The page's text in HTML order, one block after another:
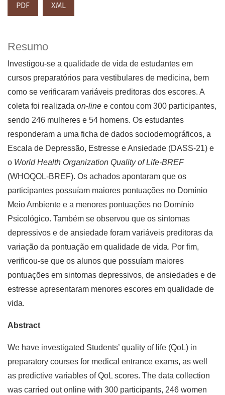
PDF XML
Resumo
Investigou-se a qualidade de vida de estudantes em
cursos preparatórios para vestibulares de medicina, bem
como se verificaram variáveis preditoras dos escores. A
coleta foi realizada on-line e contou com 300 participantes,
sendo 246 mulheres e 54 homens. Os estudantes
responderam a uma ficha de dados sociodemográficos, a
Escala de Depressão, Estresse e Ansiedade (DASS-21) e
o World Health Organization Quality of Life-BREF
(WHOQOL-BREF). Os achados apontaram que os
participantes possuíam maiores pontuações no Domínio
Meio Ambiente e a menores pontuações no Domínio
Psicológico. Também se observou que os sintomas
depressivos e de ansiedade foram variáveis preditoras da
variação da pontuação em qualidade de vida. Por fim,
verificou-se que os alunos que possuíam maiores
pontuações em sintomas depressivos, de ansiedades e de
estresse apresentaram menores escores em qualidade de
vida.
Abstract
We have investigated Students’ quality of life (QoL) in
preparatory courses for medical entrance exams, as well
as predictive variables of QoL scores. The data collection
was carried out online with 300 participants, 246 women